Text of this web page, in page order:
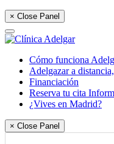
× Close Panel
Cómo funciona
Adelgazar a
Financiación
Reserva tu cita
¿Vives en Madrid?
× Close Panel